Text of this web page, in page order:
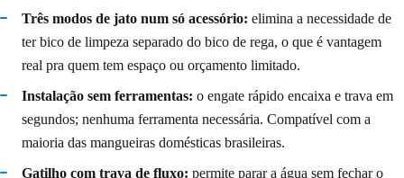
Três modos de jato num só acessório: elimina a necessidade de
ter bico de limpeza separado do bico de rega, o que é vantagem
real pra quem tem espaço ou orçamento limitado.
Instalação sem ferramentas: o engate rápido encaixa e trava em
segundos; nenhuma ferramenta necessária. Compatível com a
maioria das mangueiras domésticas brasileiras.
Gatilho com trava de fluxo: permite parar a água sem fechar o